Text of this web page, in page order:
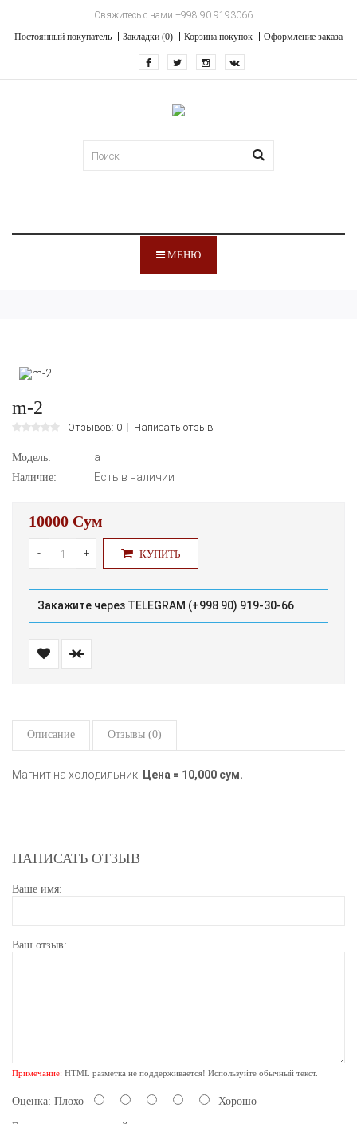
Свяжитесь с нами +998 90 9193066
Постоянный покупатель
Закладки (0) Корзина покупок Оформление заказа
МЕНЮ
m-2
Отзывов: 0 Написать отзыв
Модель: а
Наличие: Есть в наличии
10000 Сум
- + КУПИТЬ
Закажите через TELEGRAM (+998 90) 919-30-66
Описание Отзывы (0)
Магнит на холодильник. Цена = 10,000 сум.
НАПИСАТЬ ОТЗЫВ
Ваше имя:
Ваш отзыв:
Примечание: HTML разметка не поддерживается! Используйте обычный текст.
Оценка: Плохо Хорошо